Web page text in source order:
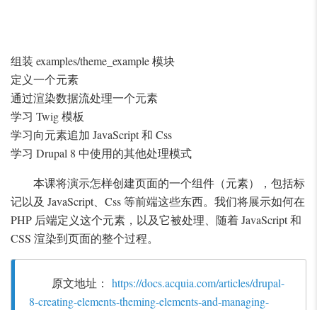
航
组装 examples/theme_example 模块
定义一个元素
通过渲染数据流处理一个元素
学习 Twig 模板
学习向元素追加 JavaScript 和 Css
学习 Drupal 8 中使用的其他处理模式
本课将演示怎样创建页面的一个组件（元素），包括标
记以及 JavaScript、Css 等前端这些东西。我们将展示如何在
PHP 后端定义这个元素，以及它被处理、随着 JavaScript 和
CSS 渲染到页面的整个过程。
原文地址： https://docs.acquia.com/articles/drupal-
8-creating-elements-theming-elements-and-managing-